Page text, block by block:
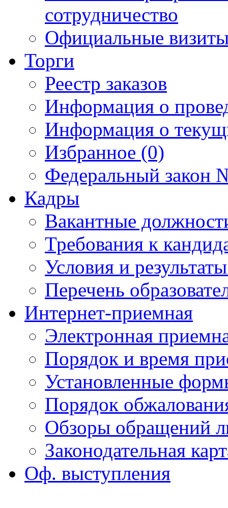
сотрудничество
Официальные
Торги
Реестр заказов
Информация о
Информация о
Избранное (0)
Федеральный закон
Кадры
Вакантные
Требования к
Условия и
Перечень
Интернет-приемная
Электронная
Порядок и время
Установленные
Порядок
Обзоры обращений
Законодательная
Оф. выступления